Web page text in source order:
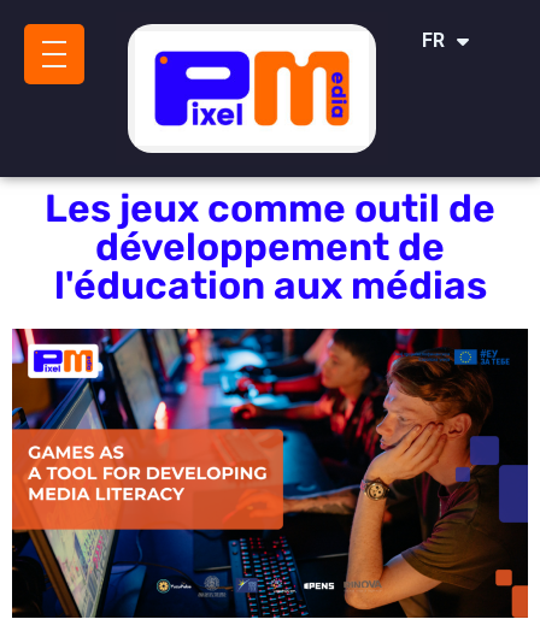
FR
SR
Les jeux comme outil de
développement de
l'éducation aux médias